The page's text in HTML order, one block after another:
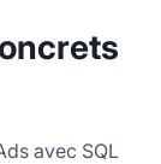
avec SQL